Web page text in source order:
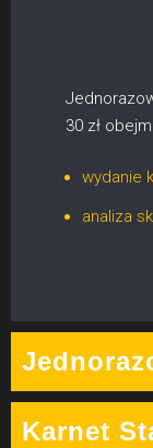
30 zł
wydanie
analiza
Karnet